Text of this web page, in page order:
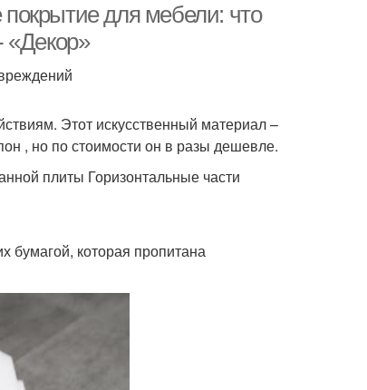
для мебели: что
«Декор»
Этот искусственный материал –
, но по стоимости он в разы дешевле.
плиты Горизонтальные части
бумагой, которая пропитана